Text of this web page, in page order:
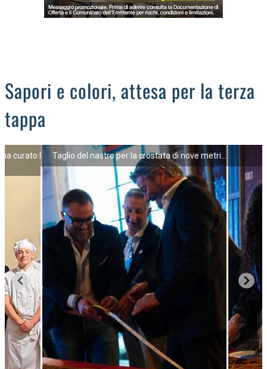
Sapori e colori, attesa per la terza
tappa
curato la Taglio del nastro per la crostata di nove metri...